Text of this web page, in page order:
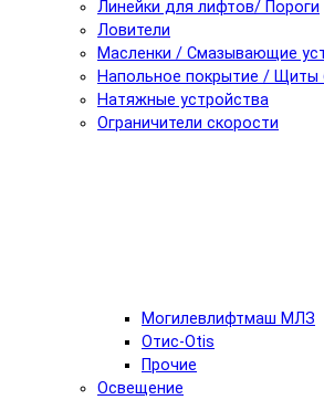
Линейки для лифтов/ Пороги
Ловители
Масленки / Смазывающие
Напольное покрытие / Щиты
Натяжные устройства
Ограничители скорости
Могилевлифтмаш МЛЗ
Отис-Otis
Прочие
Освещение